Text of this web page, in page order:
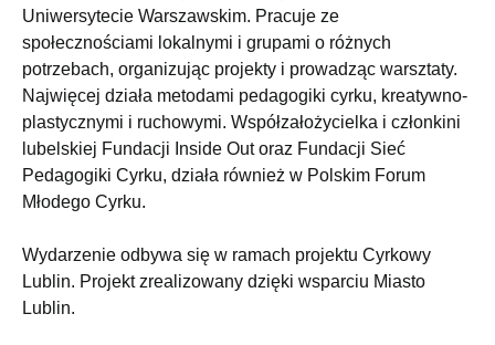
Uniwersytecie Warszawskim. Pracuje ze
społecznościami lokalnymi i grupami o różnych
potrzebach, organizując projekty i prowadząc warsztaty.
Najwięcej działa metodami pedagogiki cyrku, kreatywno-
plastycznymi i ruchowymi. Współzałożycielka i członkini
lubelskiej Fundacji Inside Out oraz Fundacji Sieć
Pedagogiki Cyrku, działa również w Polskim Forum
Młodego Cyrku.
Wydarzenie odbywa się w ramach projektu Cyrkowy
Lublin. Projekt zrealizowany dzięki wsparciu Miasto
Lublin.